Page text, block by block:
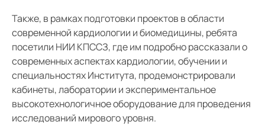
Также, в рамках подготовки проектов в области
современной кардиологии и биомедицины, ребята
посетили НИИ КПССЗ, где им подробно рассказали о
современных аспектах кардиологии, обучении и
специальностях Института, продемонстрировали
кабинеты, лаборатории и экспериментальное
высокотехнологичное оборудование для проведения
исследований мирового уровня.